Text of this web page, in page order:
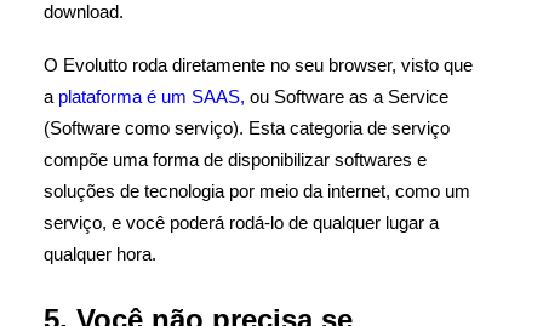
download.
O Evolutto roda diretamente no seu browser, visto que
a plataforma é um SAAS, ou Software as a Service
(Software como serviço). Esta categoria de serviço
compõe uma forma de disponibilizar softwares e
soluções de tecnologia por meio da internet, como um
serviço, e você poderá rodá-lo de qualquer lugar a
qualquer hora.
5. Você não precisa se